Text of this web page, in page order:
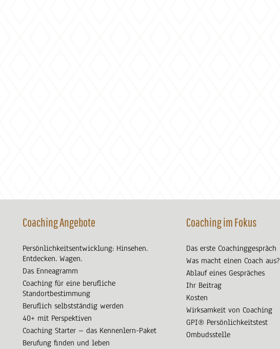
Coaching Angebote
Persönlichkeitsentwicklung: Hinsehen.
Entdecken. Wagen.
Das Enneagramm
Coaching für eine berufliche
Standortbestimmung
Beruflich selbstständig werden
40+ mit Perspektiven
Coaching Starter – das Kennenlern-Paket
Berufung finden und leben
Coaching im Fokus
Das erste Coachinggespräch
Was macht einen Coach aus?
Ablauf eines Gespräches
Ihr Beitrag
Kosten
Wirksamkeit von Coaching
GPI® Persönlichkeitstest
Ombudsstelle